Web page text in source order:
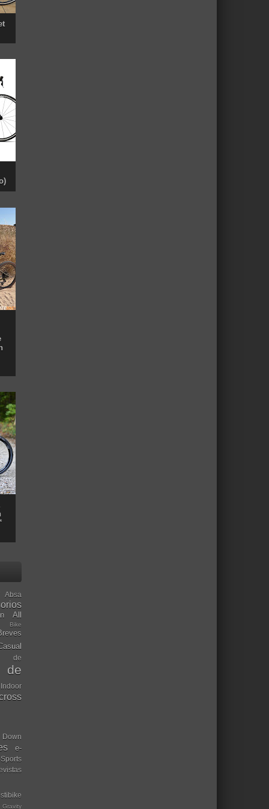
Absa
All
Bike
de
de
Down
e-
Gravity